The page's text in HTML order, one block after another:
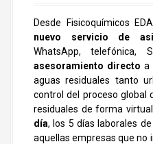
Desde Fisicoquímicos
nuevo servicio de
WhatsApp, telefónica,
asesoramiento directo a
aguas residuales tanto
control del proceso global
residuales de forma
día, los 5 días laborales
aquellas empresas que no